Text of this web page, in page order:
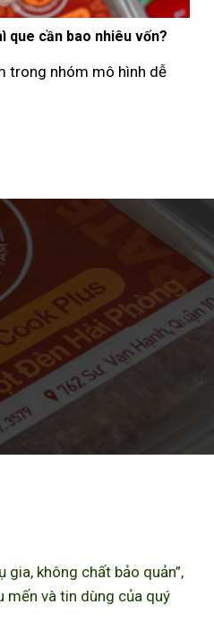
hè từ A–Z hiệu quả nhất
mô hình bán bánh mì
không chất bảo quản”,
và tin dùng của quý